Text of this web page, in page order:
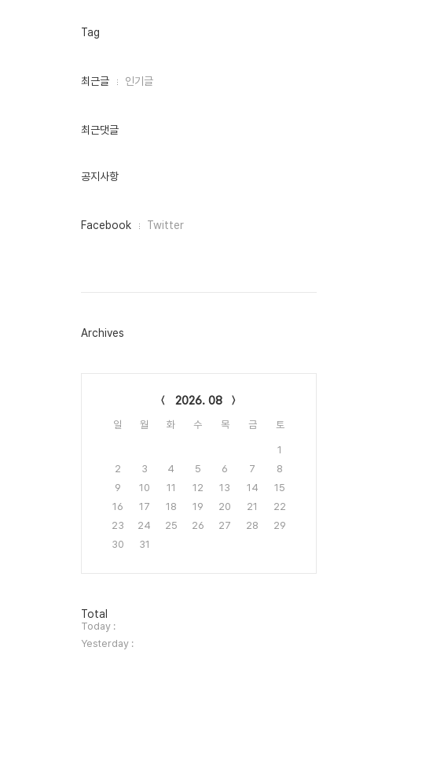
Tag
최
인
최근글 인기글
최근댓글
공지사항
페
그
Facebook Twitter
Archives
2026. 08
일 월 화 수 목 금 토
1
2
3 4 5 6 7
8
9
10 11 12 13 14
15
16
17 18 19 20 21
22
23
24 25 26 27 28
29
30
31
방
문
자
수
Total
Today :
Yesterday :